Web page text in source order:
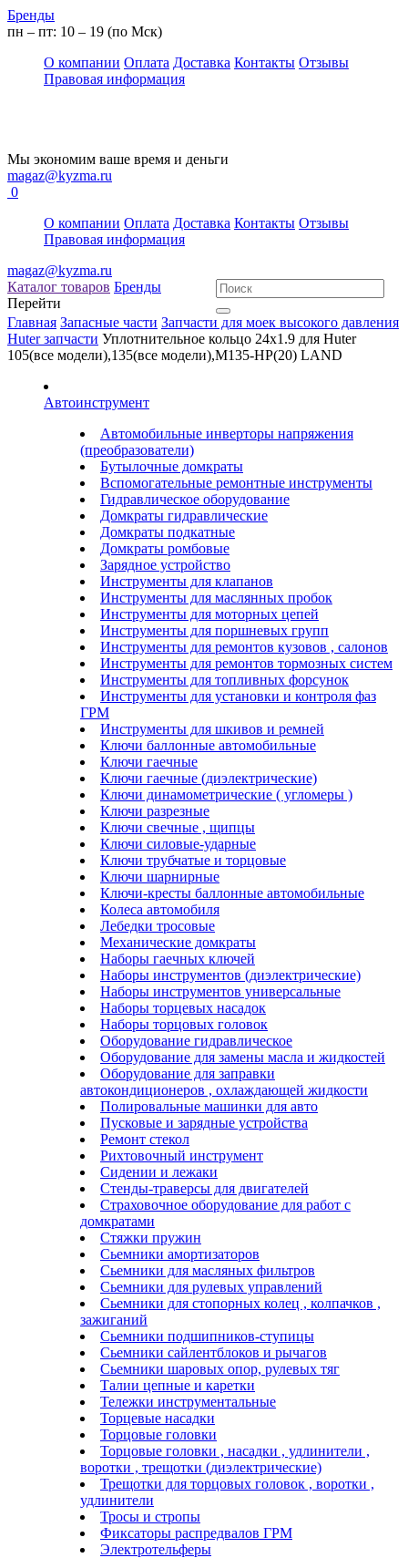
Бренды
пн – пт: 10 – 19 (по Мск)
О компании Оплата Доставка Контакты Отзывы
Правовая информация
Мы экономим ваше время и деньги
magaz@kyzma.ru
0
О компании Оплата Доставка Контакты Отзывы
Правовая информация
magaz@kyzma.ru
Каталог товаров Бренды
Перейти
Главная Запасные части Запчасти для моек высокого давления
Huter запчасти Уплотнительное кольцо 24х1.9 для Huter
105(все модели),135(все модели),M135-HP(20) LAND
Автоинструмент
Автомобильные инверторы напряжения
(преобразователи)
Бутылочные домкраты
Вспомогательные ремонтные инструменты
Гидравлическое оборудование
Домкраты гидравлические
Домкраты подкатные
Домкраты ромбовые
Зарядное устройство
Инструменты для клапанов
Инструменты для маслянных пробок
Инструменты для моторных цепей
Инструменты для поршневых групп
Инструменты для ремонтов кузовов , салонов
Инструменты для ремонтов тормозных систем
Инструменты для топливных форсунок
Инструменты для установки и контроля фаз
ГРМ
Инструменты для шкивов и ремней
Ключи баллонные автомобильные
Ключи гаечные
Ключи гаечные (диэлектрические)
Ключи динамометрические ( угломеры )
Ключи разрезные
Ключи свечные , щипцы
Ключи силовые-ударные
Ключи трубчатые и торцовые
Ключи шарнирные
Ключи-кресты баллонные автомобильные
Колеса автомобиля
Лебедки тросовые
Механические домкраты
Наборы гаечных ключей
Наборы инструментов (диэлектрические)
Наборы инструментов универсальные
Наборы торцевых насадок
Наборы торцовых головок
Оборудование гидравлическое
Оборудование для замены масла и жидкостей
Оборудование для заправки
автокондиционеров , охлаждающей жидкости
Полировальные машинки для авто
Пусковые и зарядные устройства
Ремонт стекол
Рихтовочный инструмент
Сидении и лежаки
Стенды-траверсы для двигателей
Страховочное оборудование для работ с
домкратами
Стяжки пружин
Сьемники амортизаторов
Сьемники для масляных фильтров
Сьемники для рулевых управлений
Сьемники для стопорных колец , колпачков ,
зажиганий
Сьемники подшипников-ступицы
Сьемники сайлентблоков и рычагов
Сьемники шаровых опор, рулевых тяг
Талии цепные и каретки
Тележки инструментальные
Торцевые насадки
Торцовые головки
Торцовые головки , насадки , удлинители ,
воротки , трещотки (диэлектрические)
Трещотки для торцовых головок , воротки ,
удлинители
Тросы и стропы
Фиксаторы распредвалов ГРМ
Электротельферы